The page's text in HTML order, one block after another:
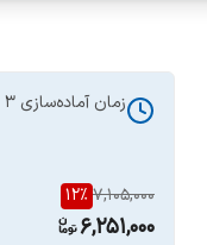
زمان آماده‌سازی 3
7,105,000
12%
6,251,000